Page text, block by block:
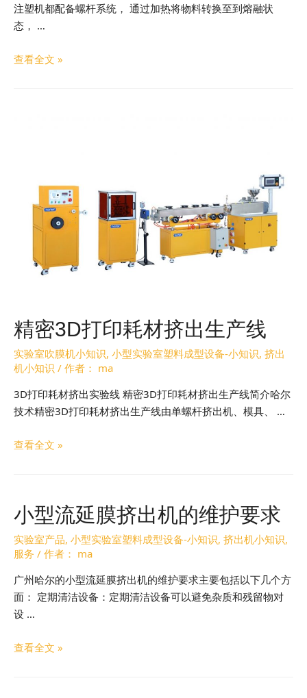
注塑机都配备螺杆系统， 通过加热将物料转换至到熔融状
态， …
查看全文 »
精密3D打印耗材挤出生产线
实验室吹膜机小知识, 小型实验室塑料成型设备-小知识, 挤出
机小知识 / 作者： ma
3D打印耗材挤出实验线 精密3D打印耗材挤出生产线简介哈尔
技术精密3D打印耗材挤出生产线由单螺杆挤出机、模具、 …
查看全文 »
小型流延膜挤出机的维护要求
实验室产品, 小型实验室塑料成型设备-小知识, 挤出机小知识,
服务 / 作者： ma
广州哈尔的小型流延膜挤出机的维护要求主要包括以下几个方
面： 定期清洁设备：定期清洁设备可以避免杂质和残留物对
设 …
查看全文 »